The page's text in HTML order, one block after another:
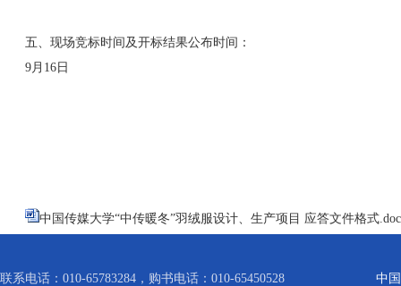
五、现场竞标时间及开标结果公布时间：
9月16日
中国传媒大学“中传暖冬”羽绒服设计、生产项目 应答文件格式.doc
联系电话：010-65783284，购书电话：010-65450528 中